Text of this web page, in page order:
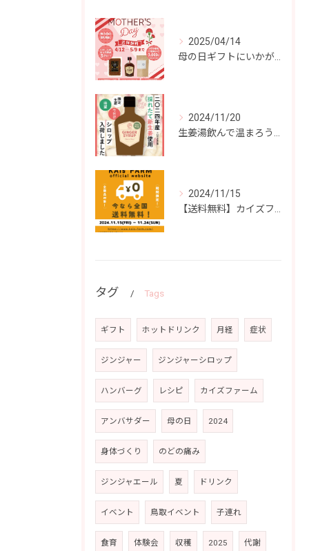
2025/04/14
2024/11/20
2024/11/15
タグ Tags
ギフト ホットドリンク 月経 症状
ジンジャー ジンジャーシロップ
ハンバーグ レシピ カイズファーム
アンバサダー 母の日 2024
身体づくり のどの痛み
ジンジャエール 夏 ドリンク
イベント 鳥取イベント 子連れ
食育 体験会 収穫 2025 代謝